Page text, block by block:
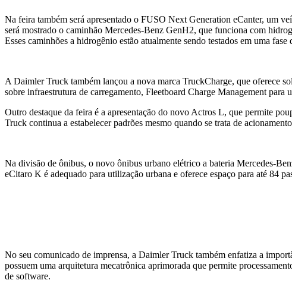
Na feira também será apresentado o FUSO Next Generation eCanter, um
será mostrado o caminhão Mercedes-Benz GenH2, que funciona com
Esses caminhões a hidrogênio estão atualmente sendo testados em uma
A Daimler Truck também lançou a nova marca TruckCharge, que oferece
sobre infraestrutura de carregamento, Fleetboard Charge Management
Outro destaque da feira é a apresentação do novo Actros L, que permite
Truck continua a estabelecer padrões mesmo quando se trata de
Na divisão de ônibus, o novo ônibus urbano elétrico a bateria Mercedes-
eCitaro K é adequado para utilização urbana e oferece espaço para até 84
No seu comunicado de imprensa, a Daimler Truck também enfatiza a
possuem uma arquitetura mecatrônica aprimorada que permite
de software.